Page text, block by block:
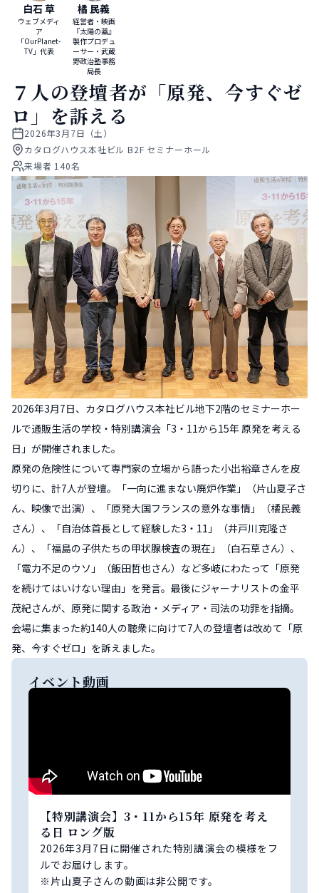
白石 草
ウェブメディ
ア
「OurPlanet-
TV」代表
橘 民義
経営者・映画
『太陽の蓋』
製作プロデュ
ーサー・武蔵
野政治塾事務
局長
７人の登壇者が「原発、今すぐゼ
ロ」を訴える
2026年3月7日（土）
カタログハウス本社ビル B2F セミナーホール
来場者 140名
2026年3月7日、カタログハウス本社ビル地下2階のセミナーホー
ルで通販生活の学校・特別講演会「3・11から15年 原発を考える
日」が開催されました。
原発の危険性について専門家の立場から語った小出裕章さんを皮
切りに、計7人が登壇。「一向に進まない廃炉作業」（片山夏子さ
ん、映像で出演）、「原発大国フランスの意外な事情」（橘民義
さん）、「自治体首長として経験した3・11」（井戸川克隆さ
ん）、「福島の子供たちの甲状腺検査の現在」（白石草さん）、
「電力不足のウソ」（飯田哲也さん）など多岐にわたって「原発
を続けてはいけない理由」を発言。最後にジャーナリストの金平
茂紀さんが、原発に関する政治・メディア・司法の功罪を指摘。
会場に集まった約140人の聴衆に向けて7人の登壇者は改めて「原
発、今すぐゼロ」を訴えました。
イベント動画
【特別講演会】3・11から15年 原発を考え
る日 ロング版
2026年3月7日に開催された特別講演会の模様をフ
ルでお届けします。
※片山夏子さんの動画は非公開です。